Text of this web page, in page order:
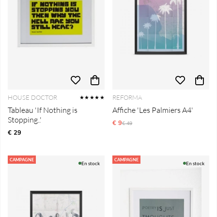
HOUSE DOCTOR ★★★★★
Tableau 'If Nothing is
Stopping..'
€ 29
REFORMA
Affiche 'Les Palmiers A4'
€ 9Prix régulier:
€ 49
CAMPAGNE
En stock
CAMPAGNE
En stock